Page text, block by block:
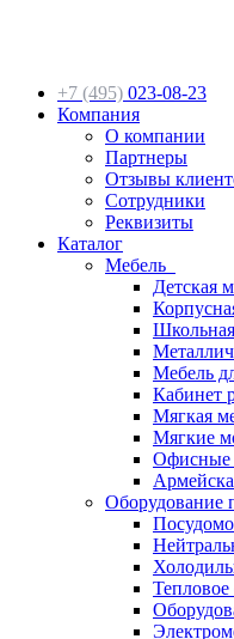
+7 (495) 023-08-23
Компания
О компании
Партнеры
Отзывы
Сотрудники
Реквизиты
Каталог
Мебель
Детская
Мебель
Кабинет
Мягкая
Мягкие
Офисные
Оборудование
Тепловое